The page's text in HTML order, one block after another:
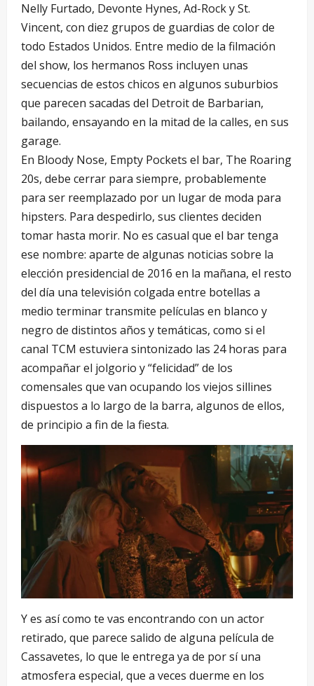
Nelly Furtado, Devonte Hynes, Ad-Rock y St.
Vincent, con diez grupos de guardias de color de
todo Estados Unidos. Entre medio de la filmación
del show, los hermanos Ross incluyen unas
secuencias de estos chicos en algunos suburbios
que parecen sacadas del Detroit de Barbarian,
bailando, ensayando en la mitad de la calles, en sus
garage.
En Bloody Nose, Empty Pockets el bar, The Roaring
20s, debe cerrar para siempre, probablemente
para ser reemplazado por un lugar de moda para
hipsters. Para despedirlo, sus clientes deciden
tomar hasta morir. No es casual que el bar tenga
ese nombre: aparte de algunas noticias sobre la
elección presidencial de 2016 en la mañana, el resto
del día una televisión colgada entre botellas a
medio terminar transmite películas en blanco y
negro de distintos años y temáticas, como si el
canal TCM estuviera sintonizado las 24 horas para
acompañar el jolgorio y “felicidad” de los
comensales que van ocupando los viejos sillines
dispuestos a lo largo de la barra, algunos de ellos,
de principio a fin de la fiesta.
Y es así como te vas encontrando con un actor
retirado, que parece salido de alguna película de
Cassavetes, lo que le entrega ya de por sí una
atmosfera especial, que a veces duerme en los